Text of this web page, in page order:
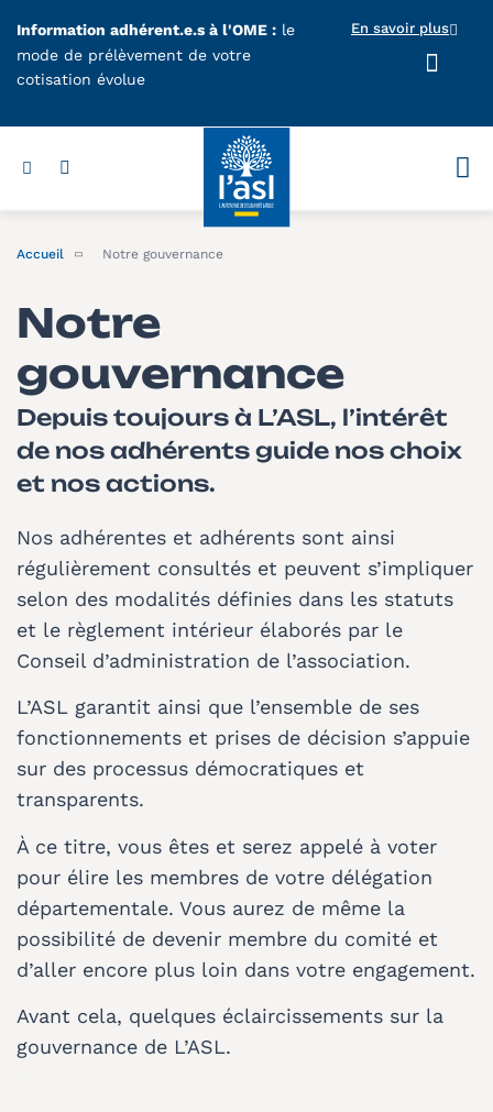
Information adhérent.e.s à l'OME : le
mode de prélèvement de votre
cotisation évolue
En savoir plus
Accueil Notre gouvernance
Notre
gouvernance
Depuis toujours à L’ASL, l’intérêt
de nos adhérents guide nos choix
et nos actions.
Nos adhérentes et adhérents sont ainsi
régulièrement consultés et peuvent s’impliquer
selon des modalités définies dans les statuts
et le règlement intérieur élaborés par le
Conseil d’administration de l’association.
L’ASL garantit ainsi que l’ensemble de ses
fonctionnements et prises de décision s’appuie
sur des processus démocratiques et
transparents.
À ce titre, vous êtes et serez appelé à voter
pour élire les membres de votre délégation
départementale. Vous aurez de même la
possibilité de devenir membre du comité et
d’aller encore plus loin dans votre engagement.
Avant cela, quelques éclaircissements sur la
gouvernance de L’ASL.